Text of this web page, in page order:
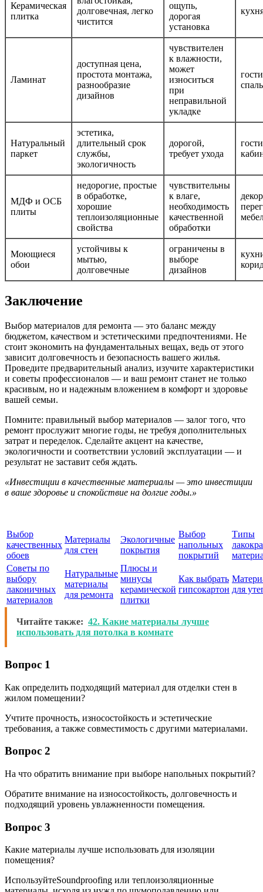
Керамическая
плитка
долговечная, легко
чистится
ощупь,
дорогая
установка
Ламинат
доступная цена,
простота монтажа,
разнообразие
дизайнов
чувствителен
к влажности,
может
износиться
при
неправильной
укладке
Натуральный
паркет
эстетика,
длительный срок
службы,
экологичность
дорогой,
требует ухода
МДФ и ОСБ
плиты
недорогие, простые
в обработке,
хорошие
теплоизоляционные
свойства
чувствительны
к влаге,
необходимость
качественной
обработки
Моющиеся
обои
устойчивы к
мытью,
долговечные
ограничены в
выборе
дизайнов
Заключение
Выбор материалов для ремонта — это баланс между
бюджетом, качеством и эстетическими предпочтениями. Не
стоит экономить на фундаментальных вещах, ведь от этого
зависит долговечность и безопасность вашего жилья.
Проведите предварительный анализ, изучите характеристики
и советы профессионалов — и ваш ремонт станет не только
красивым, но и надежным вложением в комфорт и здоровье
вашей семьи.
Помните: правильный выбор материалов — залог того, что
ремонт прослужит многие годы, не требуя дополнительных
затрат и переделок. Сделайте акцент на качестве,
экологичности и соответствии условий эксплуатации — и
результат не заставит себя ждать.
«Инвестиции в качественные материалы — это инвестиции
в ваше здоровье и спокойствие на долгие годы.»
Выбор
качественных
обоев
Материалы
для стен
Экологичные
покрытия
Выбор
напольных
покрытий
Типы
Советы по
выбору
лаконичных
материалов
Натуральные
материалы
для ремонта
Плюсы и
минусы
керамической
плитки
Как выбрать
гипсокартон для
Читайте также: 42. Какие материалы лучше
использовать для потолка в комнате
Вопрос 1
Как определить подходящий материал для отделки стен в
жилом помещении?
Учтите прочность, износостойкость и эстетические
требования, а также совместимость с другими материалами.
Вопрос 2
На что обратить внимание при выборе напольных покрытий?
Обратите внимание на износостойкость, долговечность и
подходящий уровень увлажненности помещения.
Вопрос 3
Какие материалы лучше использовать для изоляции
помещения?
ИспользуйтеSoundproofing или теплоизоляционные